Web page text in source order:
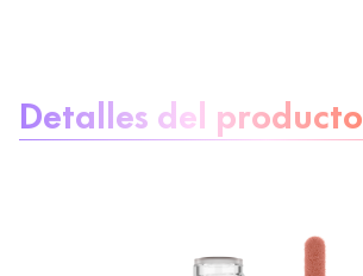
Detalles del producto